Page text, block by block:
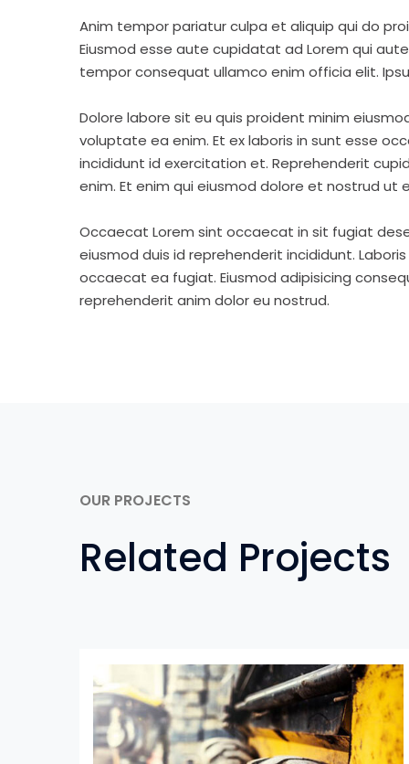
Anim tempor pariatur culpa et aliquip qui do
Eiusmod esse aute cupidatat ad Lorem qui
tempor consequat ullamco enim officia elit.
Dolore labore sit eu quis proident minim
voluptate ea enim. Et ex laboris in sunt esse
incididunt id exercitation et. Reprehenderit
enim. Et enim qui eiusmod dolore et nostrud
Occaecat Lorem sint occaecat in sit fugiat
eiusmod duis id reprehenderit incididunt.
occaecat ea fugiat. Eiusmod adipisicing
reprehenderit anim dolor eu nostrud.
OUR PROJECTS
Related Projects